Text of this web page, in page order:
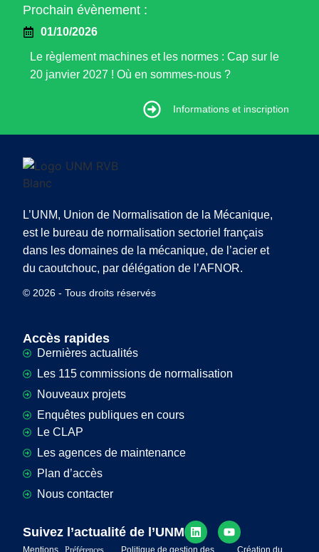
Prochain évènement :
01/10/2026
Le règlement machines et les normes : Cap sur le
20 janvier 2027 ! Où en sommes-nous ?
Informations et inscription
L’UNM, Union de Normalisation de la Mécanique,
est le bureau de normalisation sectoriel français
dans les domaines de la mécanique, de l’acier et
du caoutchouc, par délégation de l’AFNOR.
© 2026 - Tous droits réservés
Accès rapides
Dernières actualités
Les 115 commissions de normalisation
Nouveaux projets
Enquêtes publiques en cours
Le CLAP
Les agences de maintenance
Plan d’accès
Nous contacter
Suivez l’actualité de l’UNM
Mentions Préférences Politique de gestion des Création du